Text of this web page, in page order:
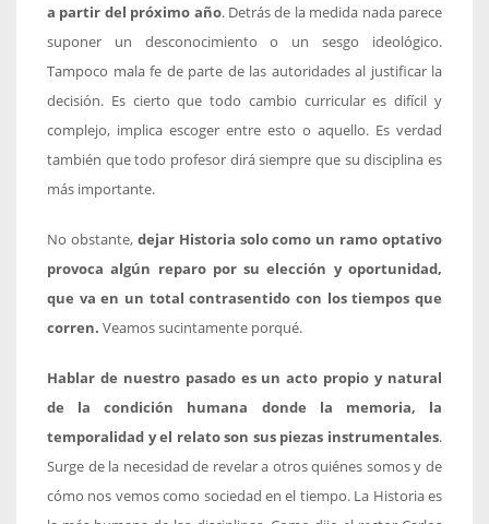
a partir del próximo año. Detrás de la medida nada parece
suponer un desconocimiento o un sesgo ideológico.
Tampoco mala fe de parte de las autoridades al justificar la
decisión. Es cierto que todo cambio curricular es difícil y
complejo, implica escoger entre esto o aquello. Es verdad
también que todo profesor dirá siempre que su disciplina es
más importante.
No obstante,dejar Historia solo como un ramo optativo
provoca algún reparo por su elección y oportunidad,
que va en un total contrasentido con los tiempos que
corren. Veamos sucintamente porqué.
Hablar de nuestro pasado es un acto propio y natural
de la condición humana donde la memoria, la
temporalidad y el relato son sus piezas instrumentales.
Surge de la necesidad de revelar a otros quiénes somos y de
cómo nos vemos como sociedad en el tiempo. La Historia es